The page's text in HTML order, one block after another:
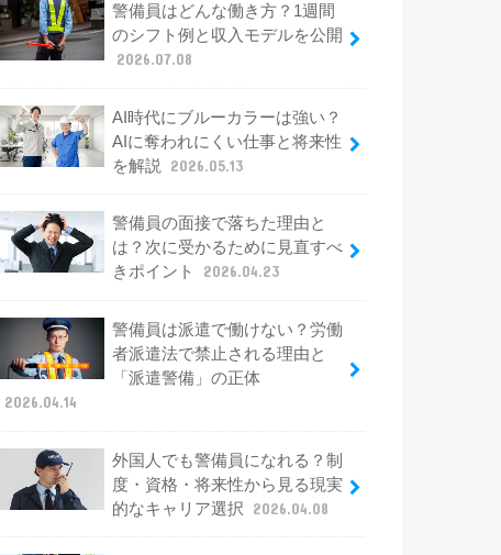
警備員はどんな働き方？1週間
のシフト例と収入モデルを公開
2026.07.08
AI時代にブルーカラーは強い？
AIに奪われにくい仕事と将来性
を解説
2026.05.13
警備員の面接で落ちた理由と
は？次に受かるために見直すべ
きポイント
2026.04.23
警備員は派遣で働けない？労働
者派遣法で禁止される理由と
「派遣警備」の正体
2026.04.14
外国人でも警備員になれる？制
度・資格・将来性から見る現実
的なキャリア選択
2026.04.08